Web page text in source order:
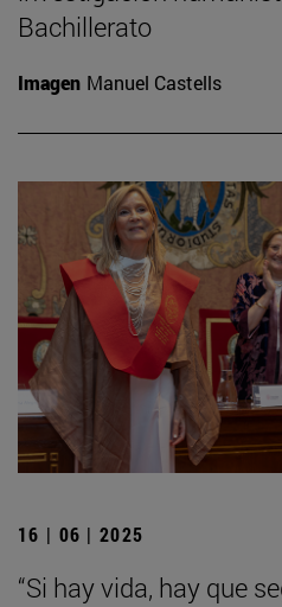
Bachillerato
Imagen Manuel Castells
16 | 06 | 2025
“Si hay vida, hay que